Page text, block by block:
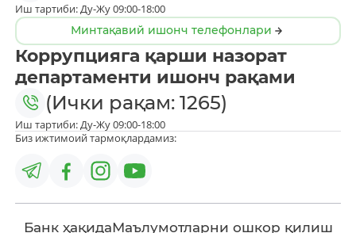
Иш тартиби: Ду-Жу 09:00-18:00
Минтақавий ишонч телефонлари
Коррупцияга қарши назорат
департаменти ишонч рақами
(Ички рақам: 1265)
Иш тартиби: Ду-Жу 09:00-18:00
Биз ижтимоий тармоқлардамиз:
Банк ҳақидаМаълумотларни ошкор қилиш